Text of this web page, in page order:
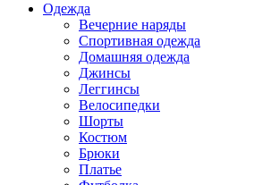
Одежда
Вечерние наряды
Спортивная одежда
Домашняя одежда
Джинсы
Леггинсы
Велосипедки
Шорты
Костюм
Брюки
Платье